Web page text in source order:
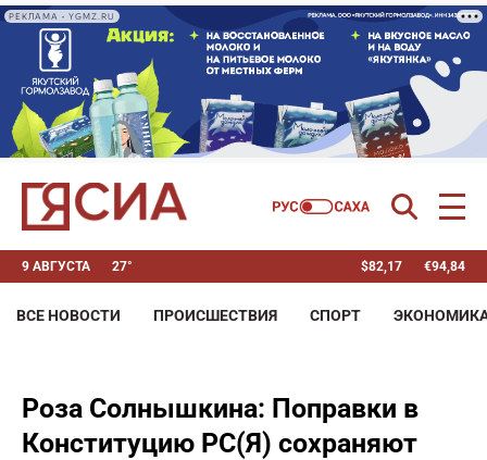
РЕКЛАМА • YGMZ.RU
9 АВГУСТА 27° $82,17 €94,84
ВСЕ НОВОСТИ ПРОИСШЕСТВИЯ СПОРТ
Роза Солнышкина: Поправки в
Конституцию РС(Я) сохраняют